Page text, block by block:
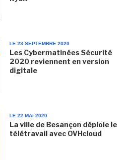
LE 23 SEPTEMBRE 2020
Les Cybermatinées Sécurité
2020 reviennent en version
digitale
LE 22 MAI 2020
La ville de Besançon déploie le
télétravail avec OVHcloud